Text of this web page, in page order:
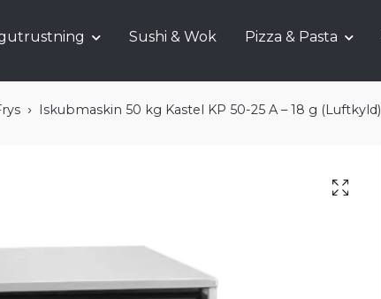
Sushi & Wok Pizza & Pasta
Iskubmaskin 50 kg Kastel KP 50-25 A – 18 g (Luftkyld)